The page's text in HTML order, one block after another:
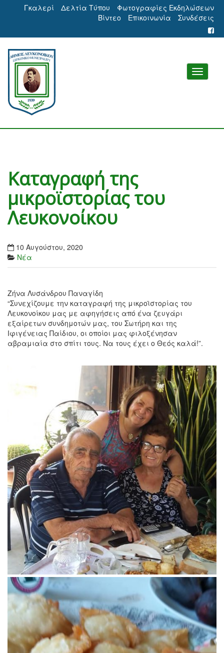
Γκαλερί Δελτία Τύπου
Φωτογραφίες Εκδηλώσεων
Βίντεο
Επικοινωνία Συνδέσεις
Καταγραφή της
μικροϊστορίας του
Λευκονοίκου
10 Αυγούστου, 2020
Νέα
Ζήνα Λυσάνδρου Παναγίδη
“Συνεχίζουμε την καταγραφή της μικροϊστορίας του
Λευκονοίκου μας με αφηγήσεις από ένα ζευγάρι
εξαίρετων συνδημοτών μας, του Σωτήρη και της
Ιφιγένειας Παίδιου, οι οποίοι μας φιλοξένησαν
αβραμιαία στο σπίτι τους. Να τους έχει ο Θεός καλά!”.